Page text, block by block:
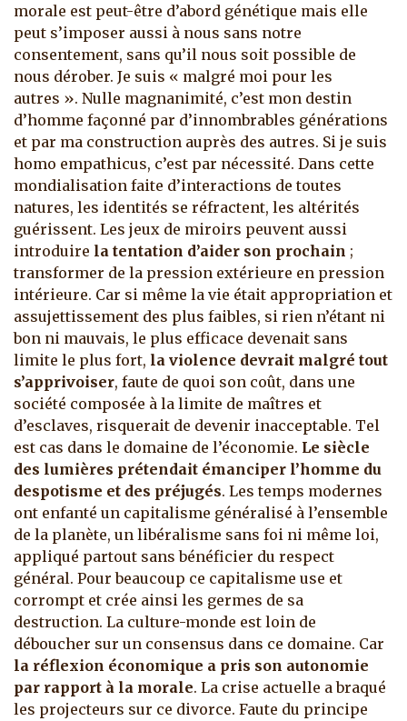
morale est peut-être d’abord génétique mais elle
peut s’imposer aussi à nous sans notre
consentement, sans qu’il nous soit possible de
nous dérober. Je suis « malgré moi pour les
autres ». Nulle magnanimité, c’est mon destin
d’homme façonné par d’innombrables générations
et par ma construction auprès des autres. Si je suis
homo empathicus, c’est par nécessité. Dans cette
mondialisation faite d’interactions de toutes
natures, les identités se réfractent, les altérités
guérissent. Les jeux de miroirs peuvent aussi
introduire la tentation d’aider son prochain ;
transformer de la pression extérieure en pression
intérieure. Car si même la vie était appropriation et
assujettissement des plus faibles, si rien n’étant ni
bon ni mauvais, le plus efficace devenait sans
limite le plus fort, la violence devrait malgré tout
s’apprivoiser, faute de quoi son coût, dans une
société composée à la limite de maîtres et
d’esclaves, risquerait de devenir inacceptable. Tel
est cas dans le domaine de l’économie. Le siècle
des lumières prétendait émanciper l’homme du
despotisme et des préjugés. Les temps modernes
ont enfanté un capitalisme généralisé à l’ensemble
de la planète, un libéralisme sans foi ni même loi,
appliqué partout sans bénéficier du respect
général. Pour beaucoup ce capitalisme use et
corrompt et crée ainsi les germes de sa
destruction. La culture-monde est loin de
déboucher sur un consensus dans ce domaine. Car
la réflexion économique a pris son autonomie
par rapport à la morale. La crise actuelle a braqué
les projecteurs sur ce divorce. Faute du principe